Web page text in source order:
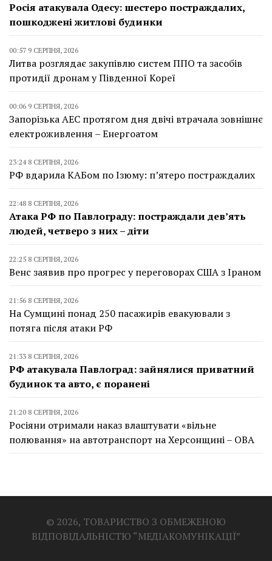
Росія атакувала Одесу: шестеро постраждалих,
пошкоджені житлові будинки
00:57 9 СЕРПНЯ, 2026
Литва розглядає закупівлю систем ППО та засобів
протидії дронам у Південної Кореї
00:06 9 СЕРПНЯ, 2026
Запорізька АЕС протягом дня двічі втрачала зовнішнє
електроживлення – Енергоатом
23:24 8 СЕРПНЯ, 2026
РФ вдарила КАБом по Ізюму: п’ятеро постраждалих
22:48 8 СЕРПНЯ, 2026
Атака РФ по Павлограду: постраждали дев’ять
людей, четверо з них – діти
22:25 8 СЕРПНЯ, 2026
Венс заявив про прогрес у переговорах США з Іраном
21:56 8 СЕРПНЯ, 2026
На Сумщині понад 250 пасажирів евакуювали з
потяга після атаки РФ
21:33 8 СЕРПНЯ, 2026
РФ атакувала Павлоград: зайнялися приватний
будинок та авто, є поранені
21:20 8 СЕРПНЯ, 2026
Росіяни отримали наказ влаштувати «вільне
полювання» на автотранспорт на Херсонщині – ОВА
© 2026, ТОВАРИСТВО З ОБМЕЖЕНОЮ
ВІДПОВІДАЛЬНІСТЮ “МЕДІАКОМУНІКАЦІЇ”